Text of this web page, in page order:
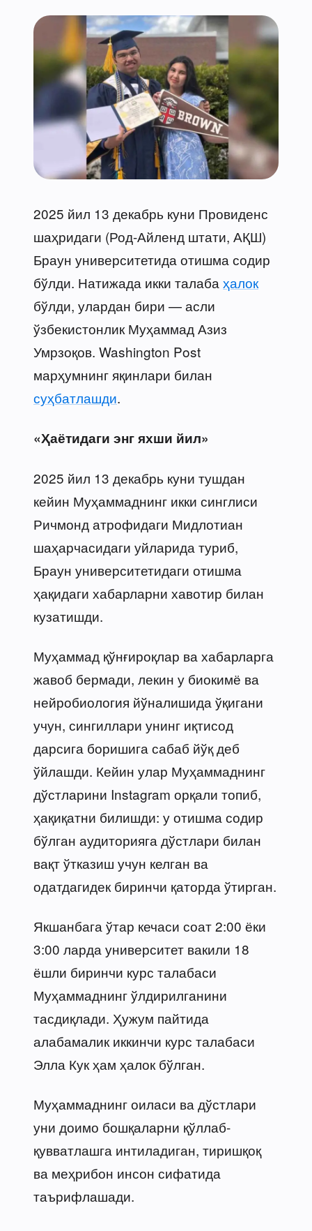
2025 йил 13 декабрь куни Провиденс
шаҳридаги (Род-Айленд штати, АҚШ)
Браун университетида отишма содир
бўлди. Натижада икки талаба ҳалок
бўлди, улардан бири — асли
ўзбекистонлик Муҳаммад Азиз
Умрзоқов. Washington Post
марҳумнинг яқинлари билан
суҳбатлашди.
«Ҳаётидаги энг яхши йил»
2025 йил 13 декабрь куни тушдан
кейин Муҳаммаднинг икки синглиси
Ричмонд атрофидаги Мидлотиан
шаҳарчасидаги уйларида туриб,
Браун университетидаги отишма
ҳақидаги хабарларни хавотир билан
кузатишди.
Муҳаммад қўнғироқлар ва хабарларга
жавоб бермади, лекин у биокимё ва
нейробиология йўналишида ўқигани
учун, сингиллари унинг иқтисод
дарсига боришига сабаб йўқ деб
ўйлашди. Кейин улар Муҳаммаднинг
дўстларини Instagram орқали топиб,
ҳақиқатни билишди: у отишма содир
бўлган аудиторияга дўстлари билан
вақт ўтказиш учун келган ва
одатдагидек биринчи қаторда ўтирган.
Якшанбага ўтар кечаси соат 2:00 ёки
3:00 ларда университет вакили 18
ёшли биринчи курс талабаси
Муҳаммаднинг ўлдирилганини
тасдиқлади. Ҳужум пайтида
алабамалик иккинчи курс талабаси
Элла Кук ҳам ҳалок бўлган.
Муҳаммаднинг оиласи ва дўстлари
уни доимо бошқаларни қўллаб-
қувватлашга интиладиган, тиришқоқ
ва меҳрибон инсон сифатида
таърифлашади.